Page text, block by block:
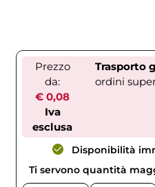
Prezzo
da:
€ 0,08
Iva
esclusa
Trasporto
ordini
Disponibilità
Ti servono quantità